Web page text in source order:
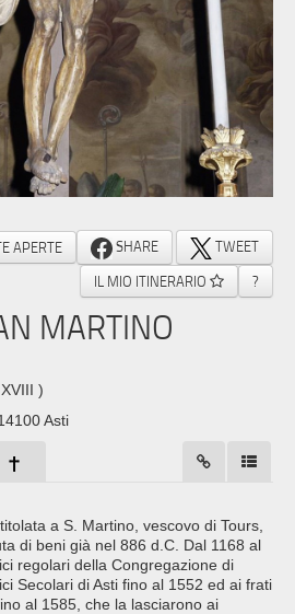
APERTE SHARE
TWEET
IL MIO ITINERARIO
?
MARTINO
)
Asti
a S. Martino, vescovo di Tours,
di beni già nel 886 d.C. Dal 1168 al
regolari della Congregazione di
Secolari di Asti fino al 1552 ed ai frati
al 1585, che la lasciarono ai